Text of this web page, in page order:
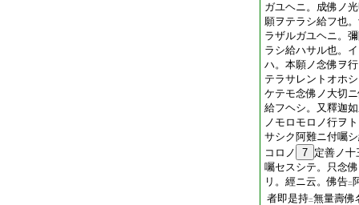
ガユヘニ。成佛ノ
願ヲテラシ給フ也
ラザルガユヘニ。
ラシ給ハサル也。
ハ。本願ノ念佛ヲ
テラサレントオホ
ケテモ念佛ノ大切
給フヘシ。又釋迦
ノモロモロノ行ヲ
サシク阿難ニ付囑
コロノ
7 定善ノ
囑セスシテ。只念
リ。經ニ云。佛告二
者即是持二無量壽佛